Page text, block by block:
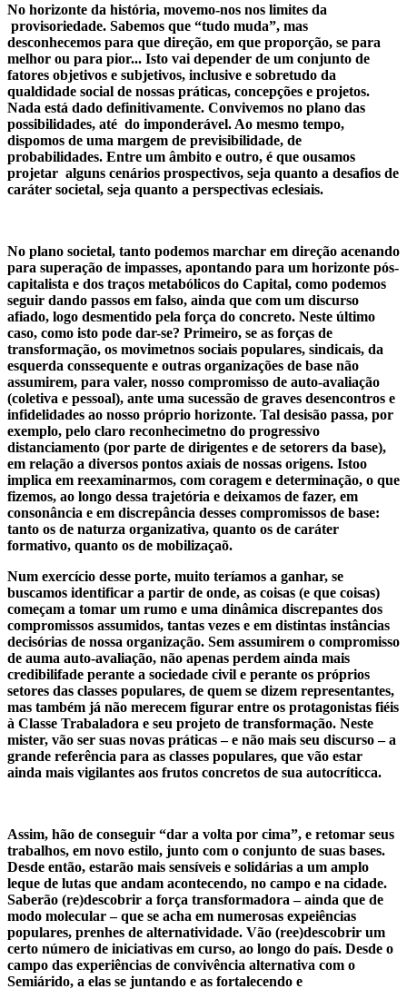
No horizonte da história, movemo-nos nos limites da
provisoriedade. Sabemos que “tudo muda”, mas
desconhecemos para que direção, em que proporção, se para
melhor ou para pior... Isto vai depender de um conjunto de
fatores objetivos e subjetivos, inclusive e sobretudo da
qualdidade social de nossas práticas, concepções e projetos.
Nada está dado definitivamente. Convivemos no plano das
possibilidades, até do imponderável. Ao mesmo tempo,
dispomos de uma margem de previsibilidade, de
probabilidades. Entre um âmbito e outro, é que ousamos
projetar alguns cenários prospectivos, seja quanto a desafios de
caráter societal, seja quanto a perspectivas eclesiais.
No plano societal, tanto podemos marchar em direção acenando
para superação de impasses, apontando para um horizonte pós-
capitalista e dos traços metabólicos do Capital, como podemos
seguir dando passos em falso, ainda que com um discurso
afiado, logo desmentido pela força do concreto. Neste último
caso, como isto pode dar-se? Primeiro, se as forças de
transformação, os movimetnos sociais populares, sindicais, da
esquerda conssequente e outras organizações de base não
assumirem, para valer, nosso compromisso de auto-avaliação
(coletiva e pessoal), ante uma sucessão de graves desencontros e
infidelidades ao nosso próprio horizonte. Tal desisão passa, por
exemplo, pelo claro reconhecimetno do progressivo
distanciamento (por parte de dirigentes e de setorers da base),
em relação a diversos pontos axiais de nossas origens. Istoo
implica em reexaminarmos, com coragem e determinação, o que
fizemos, ao longo dessa trajetória e deixamos de fazer, em
consonância e em discrepância desses compromissos de base:
tanto os de naturza organizativa, quanto os de caráter
formativo, quanto os de mobilizaçaõ.
Num exercício desse porte, muito teríamos a ganhar, se
buscamos identificar a partir de onde, as coisas (e que coisas)
começam a tomar um rumo e uma dinâmica discrepantes dos
compromissos assumidos, tantas vezes e em distintas instâncias
decisórias de nossa organização. Sem assumirem o compromisso
de auma auto-avaliação, não apenas perdem ainda mais
credibilifade perante a sociedade civil e perante os próprios
setores das classes populares, de quem se dizem representantes,
mas também já não merecem figurar entre os protagonistas fiéis
à Classe Trabaladora e seu projeto de transformação. Neste
mister, vão ser suas novas práticas – e não mais seu discurso – a
grande referência para as classes populares, que vão estar
ainda mais vigilantes aos frutos concretos de sua autocríticca.
Assim, hão de conseguir “dar a volta por cima”, e retomar seus
trabalhos, em novo estilo, junto com o conjunto de suas bases.
Desde então, estarão mais sensíveis e solidárias a um amplo
leque de lutas que andam acontecendo, no campo e na cidade.
Saberão (re)descobrir a força transformadora – ainda que de
modo molecular – que se acha em numerosas expeiências
populares, prenhes de alternatividade. Vão (ree)descobrir um
certo número de iniciativas em curso, ao longo do país. Desde o
campo das experiências de convivência alternativa com o
Semiárido, a elas se juntando e as fortalecendo e